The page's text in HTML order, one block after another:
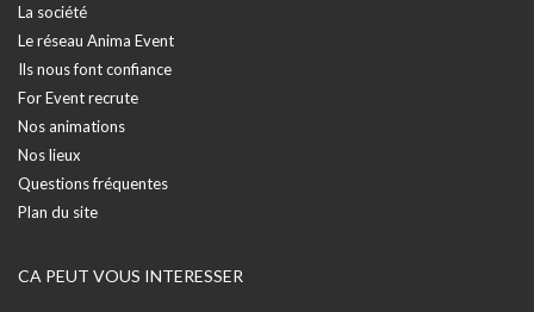
La société
Le réseau Anima Event
Ils nous font confiance
For Event recrute
Nos animations
Nos lieux
Questions fréquentes
Plan du site
CA PEUT VOUS INTERESSER